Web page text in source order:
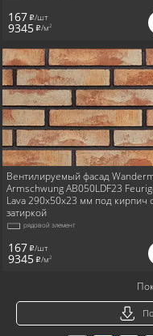
167 i/шт
9345 i/м2
Вентилируемый фасад
Armschwung AB050LDF23
Lava 290x50x23 мм под кирпич с
затиркой
рядовой элемент
167 i/шт
9345 i/м2